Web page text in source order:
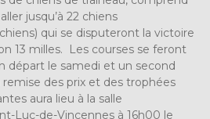
jusqu’à 22 chiens
qui se disputeront la victoire
13 milles. Les courses se feront
départ le samedi et un second
des prix et des trophées
aura lieu à la salle
Luc-de-Vincennes à 16h00 le